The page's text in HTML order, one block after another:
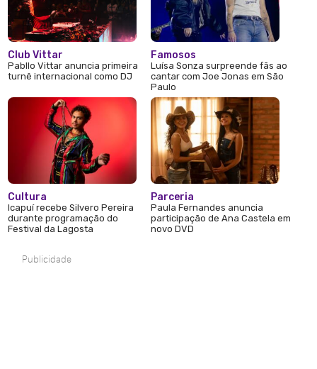
Club Vittar
Pabllo Vittar anuncia primeira
turnê internacional como DJ
Cultura
Icapuí recebe Silvero Pereira
durante programação do
Festival da Lagosta
Famosos
Luísa Sonza surpreende fãs ao
cantar com Joe Jonas em São
Paulo
Parceria
Paula Fernandes anuncia
participação de Ana Castela em
novo DVD
Publicidade